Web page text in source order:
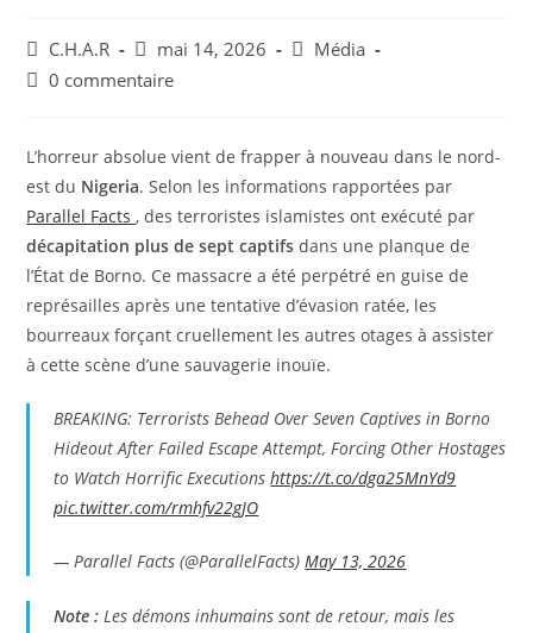
C.H.A.R mai 14, 2026
Média
0 commentaire
L’horreur absolue vient de frapper à nouveau dans le nord-
est du Nigeria. Selon les informations rapportées par
Parallel Facts, des terroristes islamistes ont exécuté par
décapitation plus de sept captifs dans une planque de
l’État de Borno. Ce massacre a été perpétré en guise de
représailles après une tentative d’évasion ratée, les
bourreaux forçant cruellement les autres otages à assister
à cette scène d’une sauvagerie inouïe.
BREAKING: Terrorists Behead Over Seven Captives in Borno
Hideout After Failed Escape Attempt, Forcing Other Hostages
to Watch Horrific Executionshttps://t.co/dga25MnYd9
pic.twitter.com/rmhfv22gJO
— Parallel Facts (@ParallelFacts)May 13, 2026
Note : Les démons inhumains sont de retour, mais les